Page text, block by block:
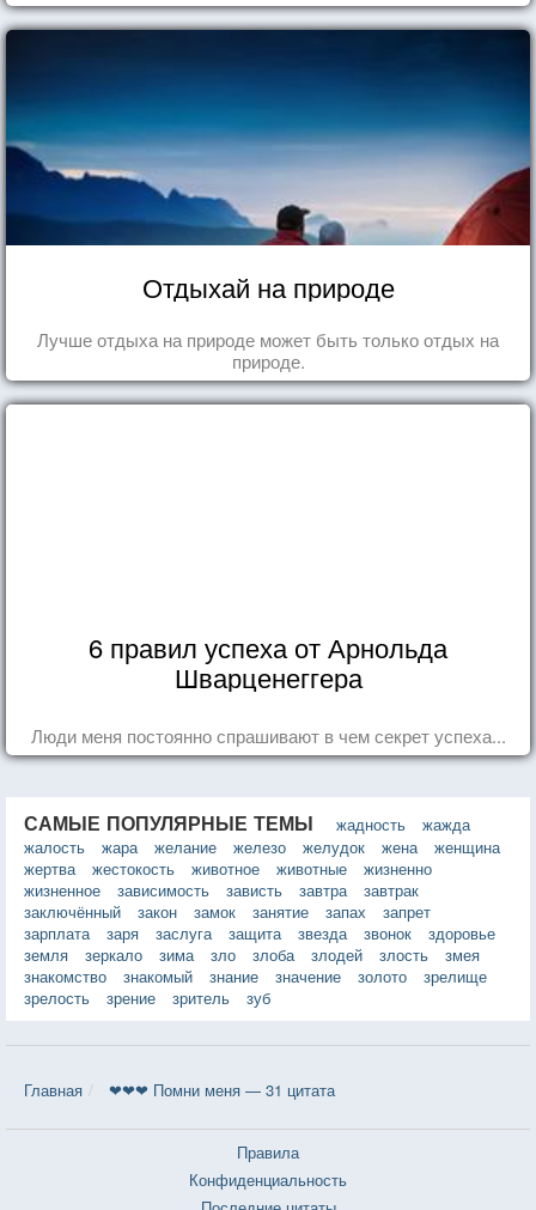
Отдыхай на природе
Лучше отдыха на природе может быть только отдых на
природе.
6 правил успеха от Арнольда
Шварценеггера
Люди меня постоянно спрашивают в чем секрет успеха...
САМЫЕ ПОПУЛЯРНЫЕ ТЕМЫ жадность
жажда
жалость
жара желание железо желудок жена
женщина
жертва
жестокость животное животные
жизненно
жизненное
зависимость зависть завтра
завтрак
заключённый
закон замок занятие запах
запрет
зарплата
заря заслуга защита звезда звонок
здоровье
земля
зеркало зима зло злоба злодей злость
змея
знакомство
знакомый знание значение золото
зрелище
зрелость
зрение зритель зуб
Главная ❤❤❤ Помни меня — 31 цитата
Правила
Конфиденциальность